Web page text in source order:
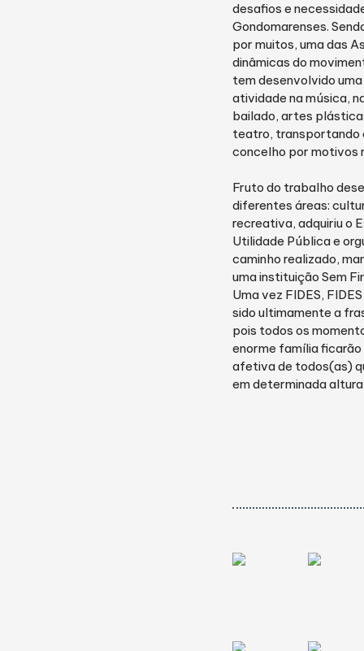
desafios e
Gondomarenses.
por muitos, uma das
dinâmicas do
tem desenvolvido
atividade na música,
bailado, artes
teatro, transportando
concelho por motivos
Fruto do trabalho
diferentes áreas:
recreativa, adquiriu o
Utilidade Pública e
caminho realizado,
uma instituição Sem
Uma vez FIDES,
sido ultimamente a
pois todos os
enorme família ficarão
afetiva de todos(as)
em determinada